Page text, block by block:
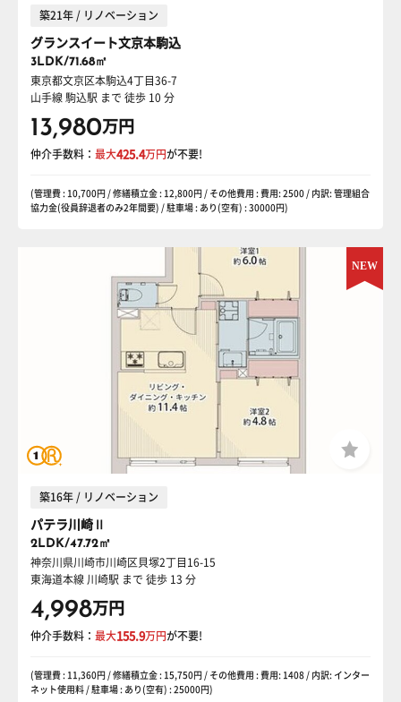
築21年 / リノベーション
グランスイート文京本駒込
3LDK/71.68㎡
東京都文京区本駒込4丁目36-7
山手線 駒込駅 まで 徒歩 10 分
13,980万円
仲介手数料： 最大425.4万円が不要!
(管理費 : 10,700円 / 修繕積立金 : 12,800円 / その他費用 : 費用: 2500 / 内訳: 管理組合
協力金(役員辞退者のみ2年間要) / 駐車場 : あり(空有) : 30000円)
築16年 / リノベーション
パテラ川崎Ⅱ
2LDK/47.72㎡
神奈川県川崎市川崎区貝塚2丁目16-15
東海道本線 川崎駅 まで 徒歩 13 分
4,998万円
仲介手数料： 最大155.9万円が不要!
(管理費 : 11,360円 / 修繕積立金 : 15,750円 / その他費用 : 費用: 1408 / 内訳: インター
ネット使用料 / 駐車場 : あり(空有) : 25000円)